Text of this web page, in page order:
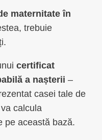
maternitate în
trebuie
certificat
a nașterii –
casei tale de
calcula
pe această bază.